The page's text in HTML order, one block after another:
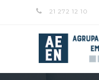
21 272 12 10